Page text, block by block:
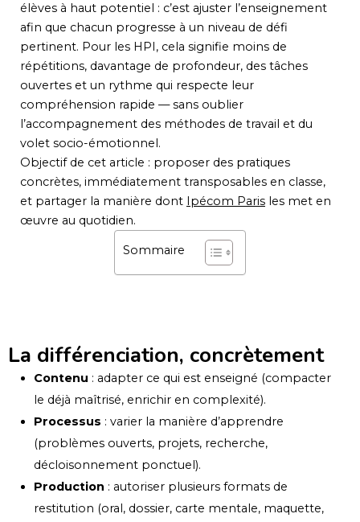
élèves à haut potentiel : c’est ajuster l’enseignement
afin que chacun progresse à un niveau de défi
pertinent. Pour les HPI, cela signifie moins de
répétitions, davantage de profondeur, des tâches
ouvertes et un rythme qui respecte leur
compréhension rapide — sans oublier
l’accompagnement des méthodes de travail et du
volet socio-émotionnel.
Objectif de cet article : proposer des pratiques
concrètes, immédiatement transposables en classe,
et partager la manière dont Ipécom Paris les met en
œuvre au quotidien.
Sommaire
La différenciation, concrètement
Contenu : adapter ce qui est enseigné (compacter
le déjà maîtrisé, enrichir en complexité).
Processus : varier la manière d’apprendre
(problèmes ouverts, projets, recherche,
décloisonnement ponctuel).
Production : autoriser plusieurs formats de
restitution (oral, dossier, carte mentale, maquette,